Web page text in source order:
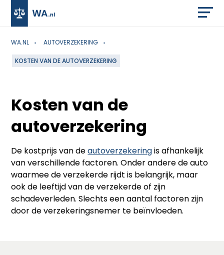
WA.NL AUTOVERZEKERING
KOSTEN VAN DE AUTOVERZEKERING
Kosten van de
autoverzekering
De kostprijs van deautoverzekeringis afhankelijk
van verschillende factoren. Onder andere de auto
waarmee de verzekerde rijdt is belangrijk, maar
ook de leeftijd van de verzekerde of zijn
schadeverleden. Slechts een aantal factoren zijn
door de verzekeringsnemer te beïnvloeden.